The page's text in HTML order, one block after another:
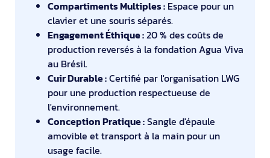
Compartiments Multiples : Espace pour un
clavier et une souris séparés.
Engagement Éthique :20 % des coûts de
production reversés à la fondation Agua Viva
au Brésil.
Cuir Durable :Certifié par l'organisation LWG
pour une production respectueuse de
l'environnement.
Conception Pratique :Sangle d'épaule
amovible et transport à la main pour un
usage facile.